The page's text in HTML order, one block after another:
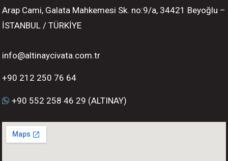
Arap Cami, Galata Mahkemesi Sk. no:9/a, 34421 Beyoğlu –
İSTANBUL / TÜRKİYE
info@altinaycivata.com.tr
+90 212 250 76 64
+90 552 258 46 29 (ALTINAY)